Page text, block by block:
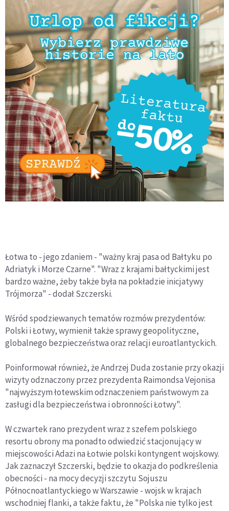
Łotwa to - jego zdaniem - "ważny kraj pasa od Bałtyku po
Adriatyk i Morze Czarne". "Wraz z krajami bałtyckimi jest
bardzo ważne, żeby także była na pokładzie inicjatywy
Trójmorza" - dodał Szczerski.
Wśród spodziewanych tematów rozmów prezydentów:
Polski i Łotwy, wymienił także sprawy geopolityczne,
globalnego bezpieczeństwa oraz relacji euroatlantyckich.
Poinformował również, że Andrzej Duda zostanie przy okazji
wizyty odznaczony przez prezydenta Raimondsa Vejonisa
"najwyższym łotewskim odznaczeniem państwowym za
zasługi dla bezpieczeństwa i obronności Łotwy".
W czwartek rano prezydent wraz z szefem polskiego
resortu obrony ma ponadto odwiedzić stacjonujący w
miejscowości Adazi na Łotwie polski kontyngent wojskowy.
Jak zaznaczył Szczerski, będzie to okazja do podkreślenia
obecności - na mocy decyzji szczytu Sojuszu
Północnoatlantyckiego w Warszawie - wojsk w krajach
wschodniej flanki, a także faktu, że "Polska nie tylko jest